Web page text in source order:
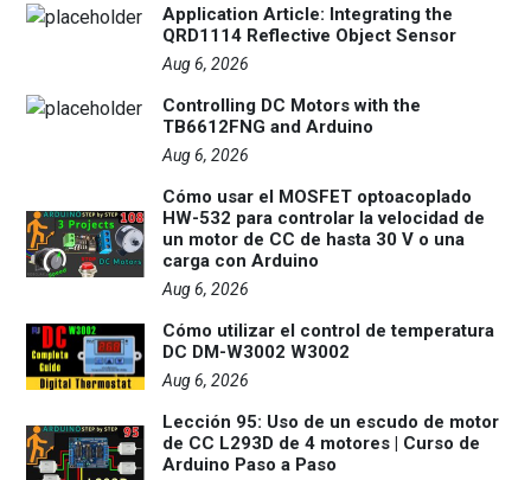
Application Article: Integrating the
QRD1114 Reflective Object Sensor
Aug 6, 2026
Controlling DC Motors with the
TB6612FNG and Arduino
Aug 6, 2026
Cómo usar el MOSFET optoacoplado
HW-532 para controlar la velocidad de
un motor de CC de hasta 30 V o una
carga con Arduino
Aug 6, 2026
Cómo utilizar el control de temperatura
DC DM-W3002 W3002
Aug 6, 2026
Lección 95: Uso de un escudo de motor
de CC L293D de 4 motores | Curso de
Arduino Paso a Paso